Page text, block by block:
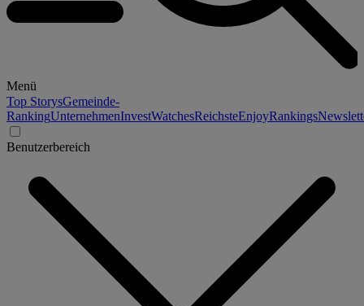
Menü
Top StorysGemeinde-
RankingUnternehmenInvestWatchesReichsteEnjoyRankings
Benutzerbereich